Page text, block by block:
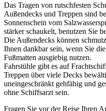
Das Tragen von rutschfesten
Außendecks und Treppen sind
Sonnenschein vom
stärker schaukelt, benutzen Sie
Die Außendecks können
Ihnen dankbar sein, wenn Sie
Fußmatten ausgiebig nutzen.
Fahrstühle gibt es auf
Treppen über viele Decks
uneingeschränkt gehfähig und
ohne Schiffsarzt sein.
Fragen Sie vor der Reise Ihren